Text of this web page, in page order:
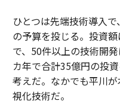
ひとつは先端技術導入
の予算を投じる。投資
で、50件以上の技術開
カ年で合計35億円の投
考えだ。なかでも平川
視化技術だ。